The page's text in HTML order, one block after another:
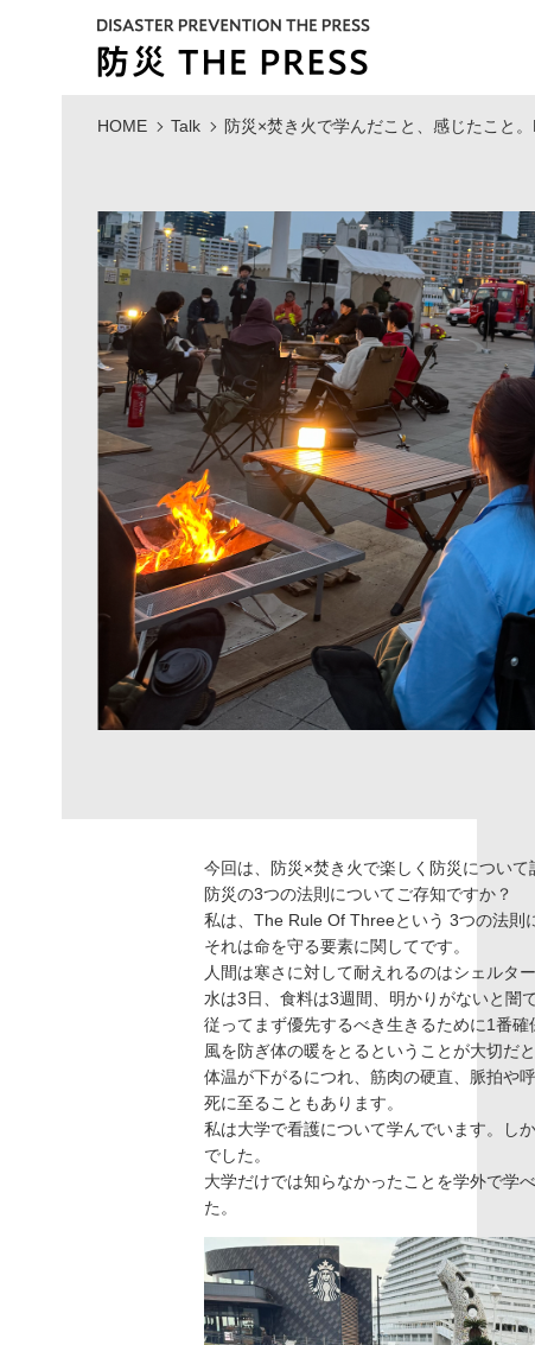
HOME Talk 防災×焚き火で学んだこと、感じたこと。
今回は、防災×焚き火で楽しく防災について
防災の3つの法則についてご存知ですか？
私は、The Rule Of Threeという 3つの法則
それは命を守る要素に関してです。
人間は寒さに対して耐えれるのはシェルター
水は3日、食料は3週間、明かりがないと闇
従ってまず優先するべき生きるために1番確
風を防ぎ体の暖をとるということが大切だと
体温が下がるにつれ、筋肉の硬直、脈拍や
死に至ることもあります。
私は大学で看護について学んでいます。し
でした。
大学だけでは知らなかったことを学外で学
た。